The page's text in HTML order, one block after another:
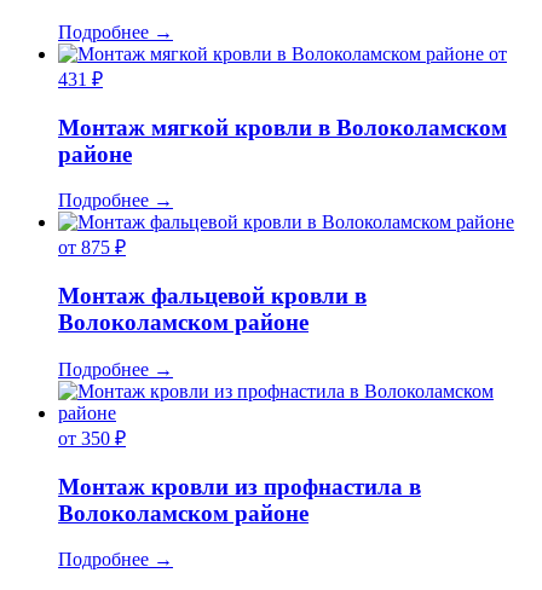
Подробнее →
от
431 ₽
Монтаж мягкой кровли в Волоколамском
районе
Подробнее →
от 875 ₽
Монтаж фальцевой кровли в
Волоколамском районе
Подробнее →
от 350 ₽
Монтаж кровли из профнастила в
Волоколамском районе
Подробнее →